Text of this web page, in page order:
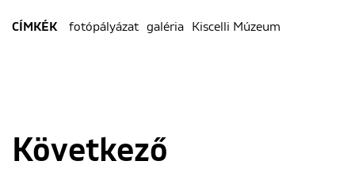
CÍMKÉK fotópályázat galéria Kiscelli Múzeum
Következő